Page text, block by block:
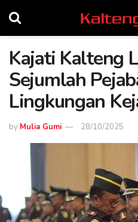
Kajati Kalteng
Sejumlah
Lingkungan
by Mulia Gumi 28/10/2025